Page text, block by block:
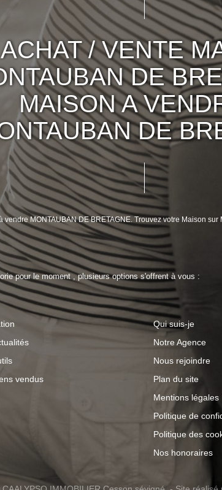
ACHAT / VENTE
DE
MAISON A
DE
MONTAUBAN DE BRETAGNE. Trouvez votre Maison
pour le moment , plusieurs options s'offrent à vous :
vendus
Qui suis-je
Notre Agence
Nous rejoindre
Plan du site
Mentions légales
Politique de
Politique des
Nos honoraires